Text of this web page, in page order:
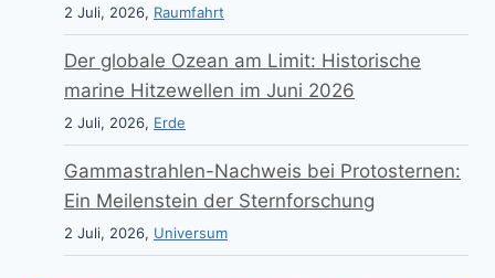
2 Juli, 2026, Raumfahrt
Der globale Ozean am Limit: Historische
marine Hitzewellen im Juni 2026
2 Juli, 2026, Erde
Gammastrahlen-Nachweis bei Protosternen:
Ein Meilenstein der Sternforschung
2 Juli, 2026, Universum